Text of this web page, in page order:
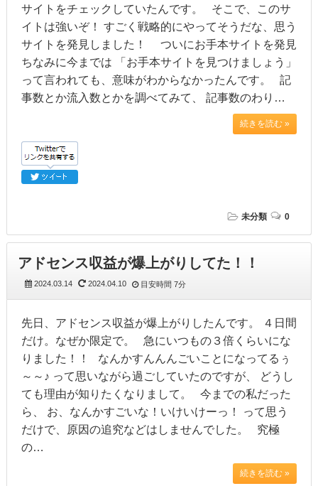
サイトをチェックしていたんです。 そこで、このサ
イトは強いぞ！ すごく戦略的にやってそうだな、思う
サイトを発見しました！ ついにお手本サイトを発見
ちなみに今までは 「お手本サイトを見つけましょう」
って言われても、意味がわからなかったんです。 記
事数とか流入数とかを調べてみて、 記事数のわり…
続きを読む »
未分類 0
アドセンス収益が爆上がりしてた！！
2024.03.14 2024.04.10 目安時間 7分
先日、アドセンス収益が爆上がりしたんです。 ４日間
だけ。なぜか限定で。 急にいつもの３倍くらいにな
りました！！ なんかすんんんごいことになってるぅ
～～♪ って思いながら過ごしていたのですが、 どうし
ても理由が知りたくなりまして。 今までの私だった
ら、 お、なんかすごいな！いけいけーっ！ って思う
だけで、原因の追究などはしませんでした。 究極
の…
続きを読む »